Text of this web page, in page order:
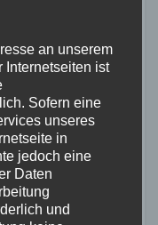
an unserem
Internetseiten ist
Sofern eine
unseres
in
jedoch eine
Daten
und